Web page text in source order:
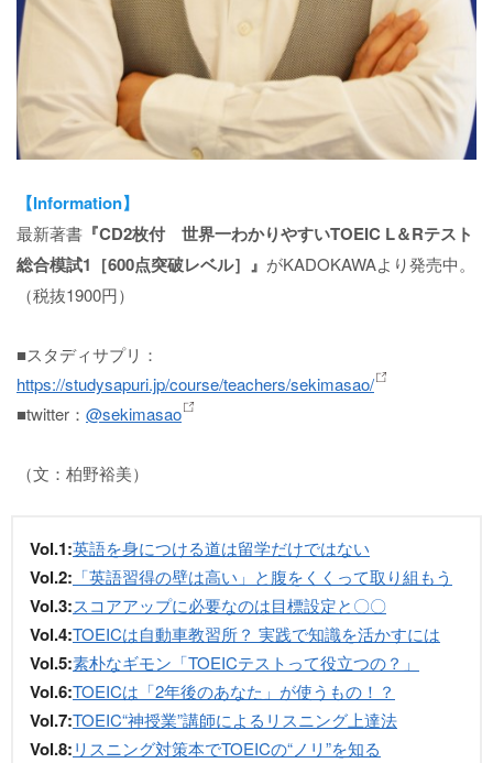
【Information】
最新著書 『CD2枚付 世界一わかりやすいTOEIC L＆Rテスト
総合模試1［600点突破レベル］』 がKADOKAWAより発売中。
（税抜1900円）
■スタディサプリ：
https://studysapuri.jp/course/teachers/sekimasao/
■twitter： @sekimasao
（文：柏野裕美）
Vol.1:英語を身につける道は留学だけではない
Vol.2: 「英語習得の壁は高い」と腹をくくって取り組もう
Vol.3:スコアアップに必要なのは目標設定と〇〇
Vol.4:TOEICは自動車教習所？ 実践で知識を活かすには
Vol.5:素朴なギモン「TOEICテストって役立つの？」
Vol.6:TOEICは「2年後のあなた」が使うもの！？
Vol.7:TOEIC“神授業”講師によるリスニング上達法
Vol.8:リスニング対策本でTOEICの“ノリ”を知る